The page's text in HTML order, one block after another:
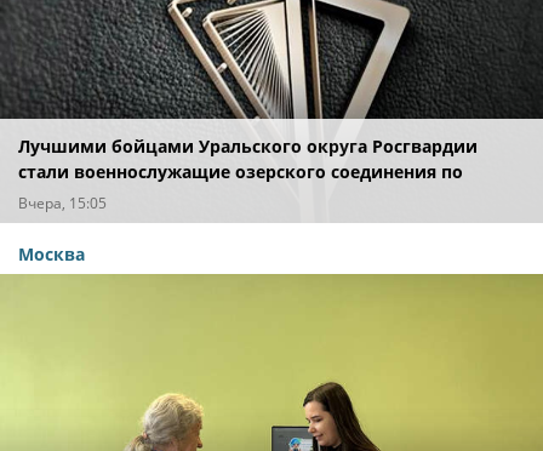
Лучшими бойцами Уральского округа Росгвардии
стали военнослужащие озерского соединения по
охране важных государственных объектов
Вчера, 15:05
Москва